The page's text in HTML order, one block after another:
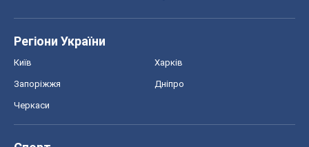
Регіони України
Київ Харків
Запоріжжя Дніпро
Черкаси